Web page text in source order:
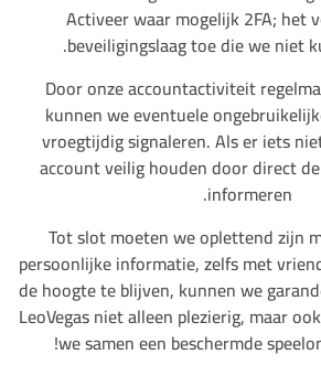
Activeer waar mogelijk 2FA; het
beveiligingslaag toe die we niet
Door onze accountactiviteit
kunnen we eventuele
vroegtijdig signaleren. Als er iets
account veilig houden door direct
informeren.
Tot slot moeten we oplettend zijn
persoonlijke informatie, zelfs met
de hoogte te blijven, kunnen we
LeoVegas niet alleen plezierig, maar
we samen een beschermde